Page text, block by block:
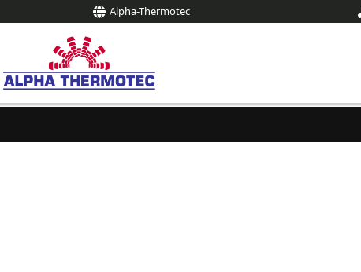
Zur Hauptnavigation springen
Alpha-Thermotec